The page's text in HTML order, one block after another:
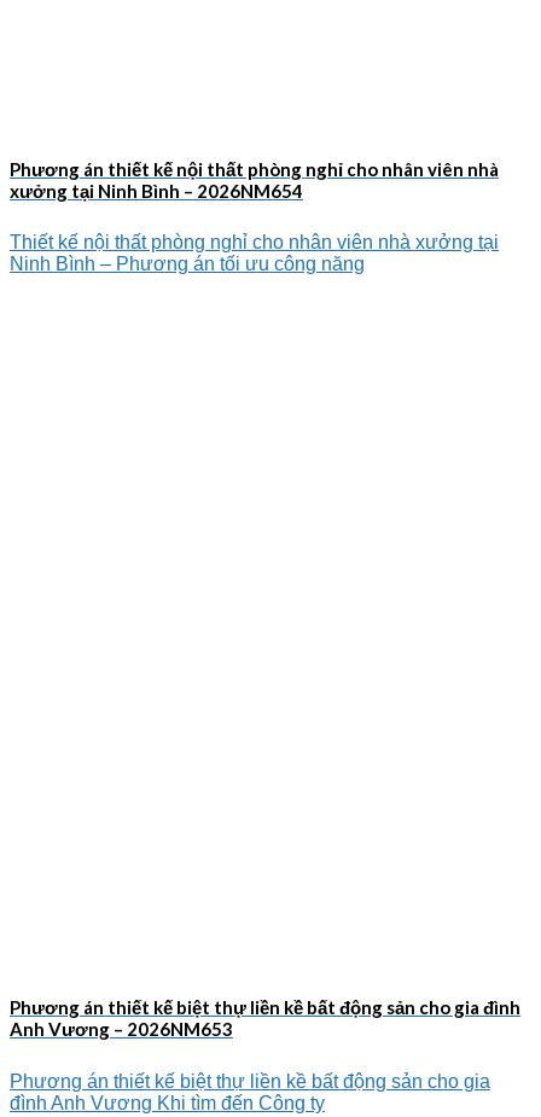
Phương án thiết kế nội thất phòng nghỉ cho nhân viên nhà
xưởng tại Ninh Bình – 2026NM654
Thiết kế nội thất phòng nghỉ cho nhân viên nhà xưởng tại
Ninh Bình – Phương án tối ưu công năng
Phương án thiết kế biệt thự liền kề bất động sản cho gia đình
Anh Vương – 2026NM653
Phương án thiết kế biệt thự liền kề bất động sản cho gia
đình Anh Vương Khi tìm đến Công ty